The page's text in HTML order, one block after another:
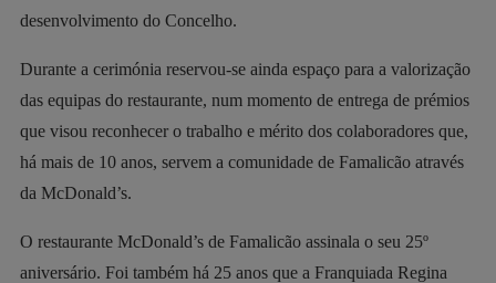
desenvolvimento do Concelho.
Durante a cerimónia reservou-se ainda espaço para a valorização
das equipas do restaurante, num momento de entrega de prémios
que visou reconhecer o trabalho e mérito dos colaboradores que,
há mais de 10 anos, servem a comunidade de Famalicão através
da McDonald’s.
O restaurante McDonald’s de Famalicão assinala o seu 25º
aniversário. Foi também há 25 anos que a Franquiada Regina